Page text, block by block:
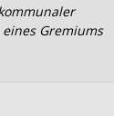
Gremiums